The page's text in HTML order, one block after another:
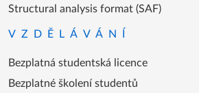
Structural analysis format (SAF)
VZDĚLÁVÁNÍ
Bezplatná studentská licence
Bezplatné školení studentů